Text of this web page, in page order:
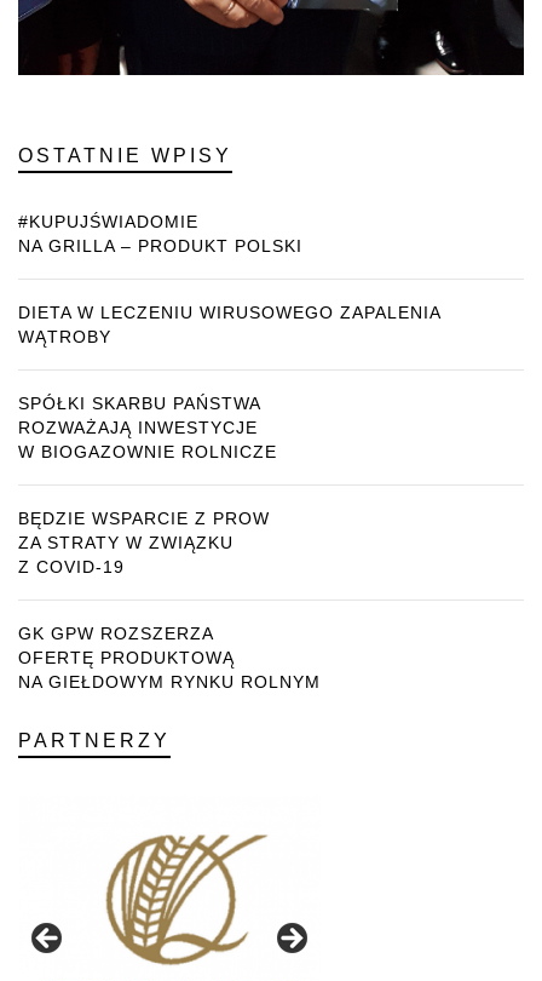
OSTATNIE WPISY
#KUPUJŚWIADOMIE
NA GRILLA – PRODUKT POLSKI
DIETA W LECZENIU WIRUSOWEGO ZAPALENIA
WĄTROBY
SPÓŁKI SKARBU PAŃSTWA
ROZWAŻAJĄ INWESTYCJE
W BIOGAZOWNIE ROLNICZE
BĘDZIE WSPARCIE Z PROW
ZA STRATY W ZWIĄZKU
Z COVID-19
GK GPW ROZSZERZA
OFERTĘ PRODUKTOWĄ
NA GIEŁDOWYM RYNKU ROLNYM
PARTNERZY